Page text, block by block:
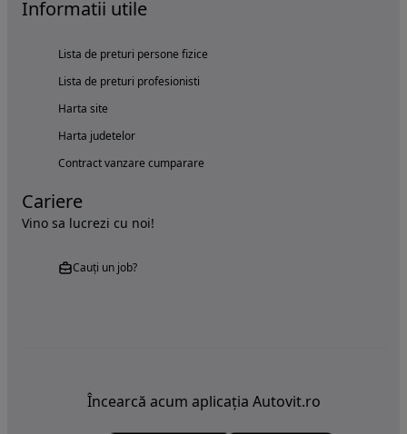
Informatii utile
Lista de preturi persone fizice
Lista de preturi profesionisti
Harta site
Harta judetelor
Contract vanzare cumparare
Cariere
Vino sa lucrezi cu noi!
Cauți un job?
Încearcă acum aplicația Autovit.ro